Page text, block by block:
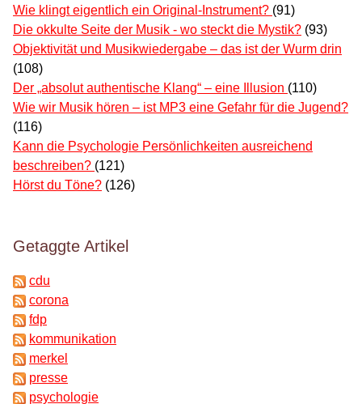
Wie klingt eigentlich ein Original-Instrument? (91)
Die okkulte Seite der Musik - wo steckt die Mystik? (93)
Objektivität und Musikwiedergabe – das ist der Wurm drin
(108)
Der „absolut authentische Klang“ – eine Illusion (110)
Wie wir Musik hören – ist MP3 eine Gefahr für die Jugend?
(116)
Kann die Psychologie Persönlichkeiten ausreichend
beschreiben? (121)
Hörst du Töne? (126)
Getaggte Artikel
cdu
corona
fdp
kommunikation
merkel
presse
psychologie